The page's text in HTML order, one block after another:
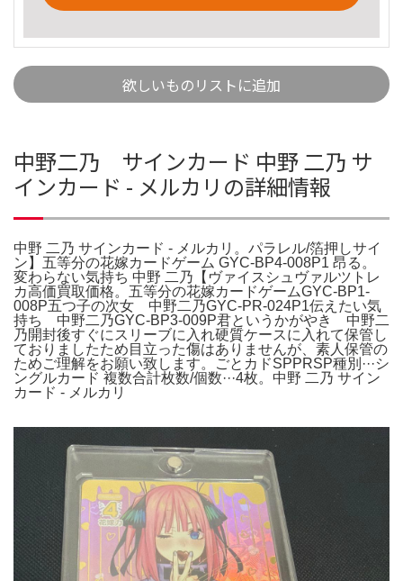
欲しいものリストに追加
中野二乃 サインカード 中野 二乃 サ
インカード - メルカリの詳細情報
中野 二乃 サインカード - メルカリ。パラレル/箔押しサイ
ン】五等分の花嫁カードゲーム GYC-BP4-008P1 昂る。
変わらない気持ち 中野 二乃【ヴァイスシュヴァルツトレ
カ高価買取価格。五等分の花嫁カードゲームGYC-BP1-
008P五つ子の次女 中野二乃GYC-PR-024P1伝えたい気
持ち 中野二乃GYC-BP3-009P君というかがやき 中野二
乃開封後すぐにスリーブに入れ硬質ケースに入れて保管し
ておりましたため目立った傷はありませんが、素人保管の
ためご理解をお願い致します。ごとカドSPPRSP種別···シ
ングルカード 複数合計枚数/個数···4枚。中野 二乃 サイン
カード - メルカリ